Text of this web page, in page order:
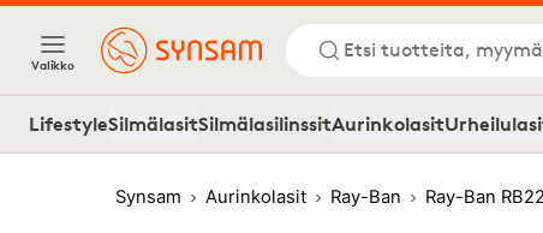
Valikko
Etsi tuotteita,
LifestyleSilmälasitSilmälasilinssitAurinkolasit
Synsam Aurinkolasit Ray-Ban Ray-Ban